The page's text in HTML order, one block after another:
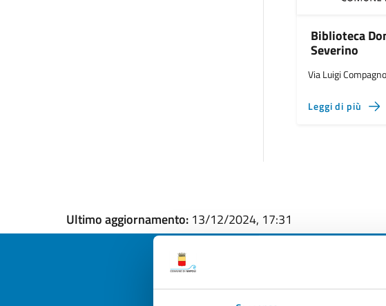
Biblioteca
Severino
Via Luigi
Leggi di più
Ultimo aggiornamento: 13/12/2024, 17:31